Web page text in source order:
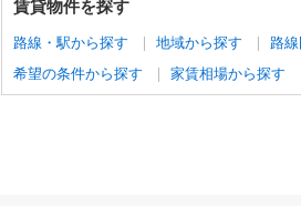
賃貸物件を探す
路線・駅から探す 地域から探す
路
希望の条件から探す
家賃相場から探す